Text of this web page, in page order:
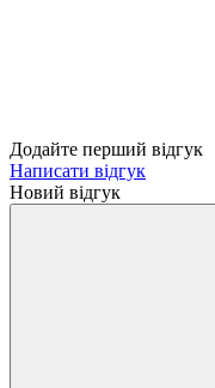
Додайте перший відгук
Написати відгук
Новий відгук